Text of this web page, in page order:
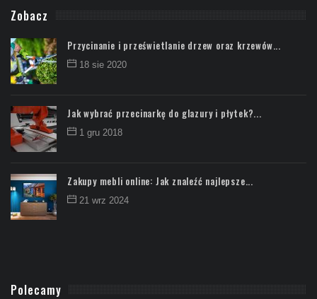
Zobacz
Przycinanie i prześwietlanie drzew oraz krzewów...
18 sie 2020
Jak wybrać przecinarkę do glazury i płytek?...
1 gru 2018
Zakupy mebli online: Jak znaleźć najlepsze...
21 wrz 2024
Polecamy